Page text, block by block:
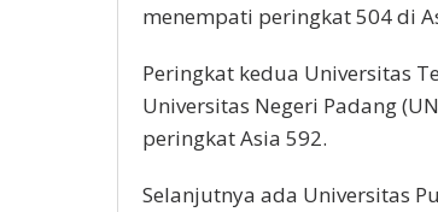
menempati peringkat 504 di
Peringkat kedua Universitas
Universitas Negeri Padang
peringkat Asia 592.
Selanjutnya ada Universitas